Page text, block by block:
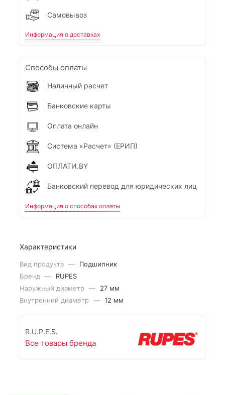
Самовывоз
Информация о доставках
Способы оплаты
Наличный расчет
Банковские карты
Оплата онлайн
Система «Расчет» (ЕРИП)
ОПЛАТИ.BY
Банковский перевод для юридических лиц
Информация о способах оплаты
Характеристики
Вид продукта —
Подшипник
Бренд —
RUPES
Наружный диаметр
—
27 мм
Внутренний диаметр
— 12 мм
R.U.P.E.S.
Все товары бренда